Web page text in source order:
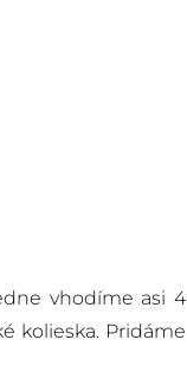
vhodíme asi 4
kolieska. Pridáme